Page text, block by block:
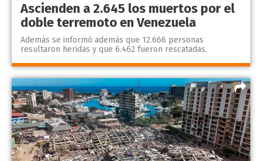
Ascienden a 2.645 los muertos por el
doble terremoto en Venezuela
Además se informó además que 12.666 personas
resultaron heridas y que 6.462 fueron rescatadas.